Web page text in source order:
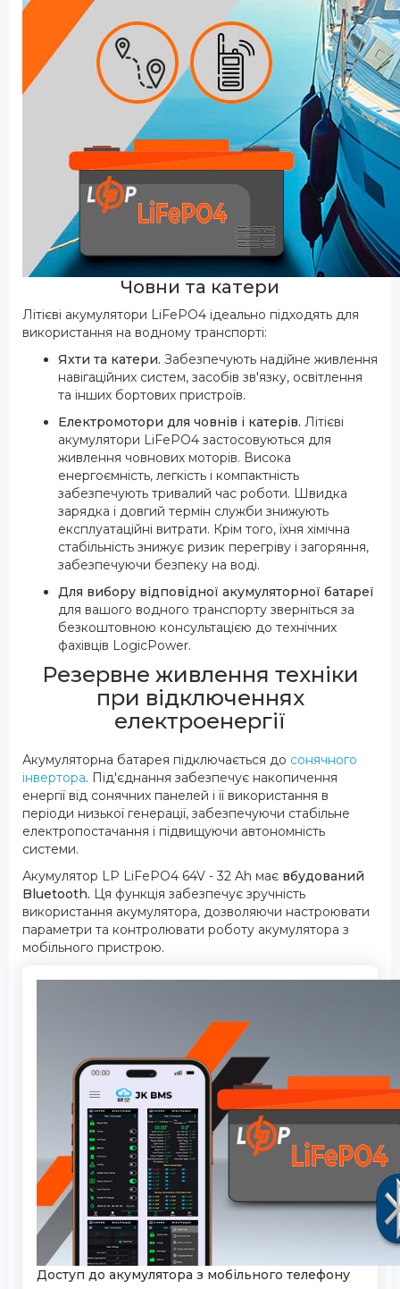
Човни та катери
Літієві акумулятори LiFePO4 ідеально підходять для
використання на водному транспорті:
Яхти та катери. Забезпечують надійне живлення
навігаційних систем, засобів зв'язку, освітлення
та інших бортових пристроїв.
Електромотори для човнів і катерів. Літієві
акумулятори LiFePO4 застосовуються для
живлення човнових моторів. Висока
енергоємність, легкість і компактність
забезпечують тривалий час роботи. Швидка
зарядка і довгий термін служби знижують
експлуатаційні витрати. Крім того, їхня хімічна
стабільність знижує ризик перегріву і загоряння,
забезпечуючи безпеку на воді.
Для вибору відповідної акумуляторної батареї
для вашого водного транспорту зверніться за
безкоштовною консультацією до технічних
фахівців LogicPower.
Резервне живлення техніки
при відключеннях
електроенергії
Акумуляторна батарея підключається до сонячного
інвертора. Під'єднання забезпечує накопичення
енергії від сонячних панелей і її використання в
періоди низької генерації, забезпечуючи стабільне
електропостачання і підвищуючи автономність
системи.
Акумулятор LP LiFePO4 64V - 32 Ah має вбудований
Bluetooth. Ця функція забезпечує зручність
використання акумулятора, дозволяючи настроювати
параметри та контролювати роботу акумулятора з
мобільного пристрою.
Доступ до акумулятора з мобільного телефону